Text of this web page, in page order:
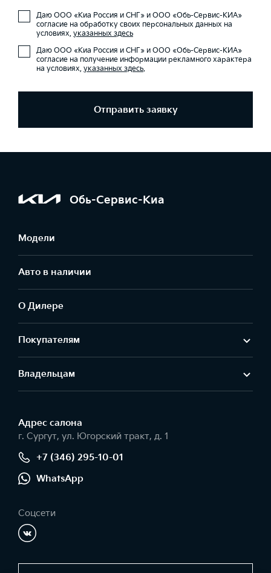
Даю ООО «Киа Россия и СНГ» и ООО «Обь-Сервис-КИА»
согласие на обработку своих персональных данных на
условиях, указанных здесь
Даю ООО «Киа Россия и СНГ» и ООО «Обь-Сервис-КИА»
согласие на получение информации рекламного характера
на условиях, указанных здесь.
Отправить заявку
Обь-Сервис-Киа
Модели
Авто в наличии
О Дилере
Покупателям
Владельцам
Адрес салонa
г. Сургут, ул. Югорский тракт, д. 1
+7 (346) 295-10-01
WhatsApp
Соцсети